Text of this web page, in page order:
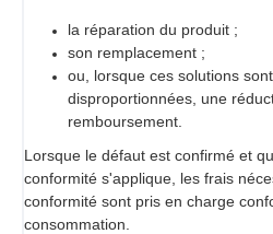
la réparation du produit ;
son remplacement ;
ou, lorsque ces solutions
disproportionnées, une
remboursement.
Lorsque le défaut est confirmé et
conformité s'applique, les frais
conformité sont pris en charge
consommation.